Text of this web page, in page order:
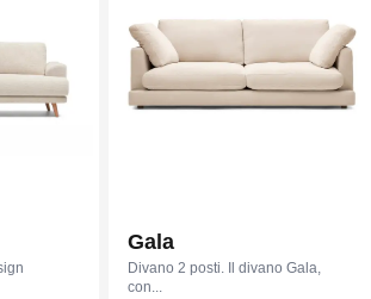
Gala
Divano 2 posti. Il divano Gala,
con...